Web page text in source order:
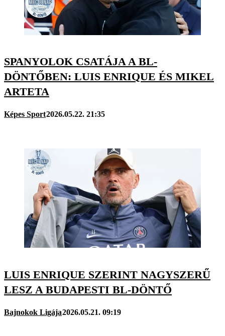
SPANYOLOK CSATÁJA A BL-
DÖNTŐBEN: LUIS ENRIQUE ÉS MIKEL
ARTETA
Képes Sport2026.05.22. 21:35
LUIS ENRIQUE SZERINT NAGYSZERŰ
LESZ A BUDAPESTI BL-DÖNTŐ
Bajnokok Ligája2026.05.21. 09:19